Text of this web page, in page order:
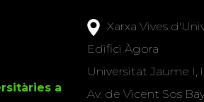
a
Xarxa Vives
Edifici Àgora
Universitat Jaume I,
Av. de Vicent Sos